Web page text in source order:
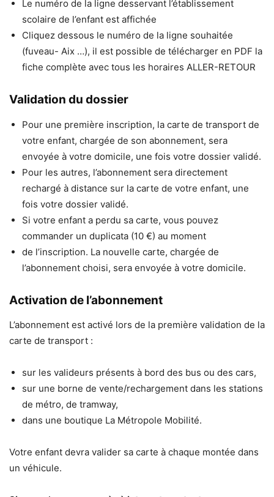
Le numéro de la ligne desservant l’établissement
scolaire de l’enfant est affichée
Cliquez dessous le numéro de la ligne souhaitée
(fuveau- Aix …), il est possible de télécharger en PDF la
fiche complète avec tous les horaires ALLER-RETOUR
Validation du dossier
Pour une première inscription, la carte de transport de
votre enfant, chargée de son abonnement, sera
envoyée à votre domicile, une fois votre dossier validé.
Pour les autres, l’abonnement sera directement
rechargé à distance sur la carte de votre enfant, une
fois votre dossier validé.
Si votre enfant a perdu sa carte, vous pouvez
commander un duplicata (10 €) au moment
de l’inscription. La nouvelle carte, chargée de
l’abonnement choisi, sera envoyée à votre domicile.
Activation de l’abonnement
L’abonnement est activé lors de la première validation de la
carte de transport :
sur les valideurs présents à bord des bus ou des cars,
sur une borne de vente/rechargement dans les stations
de métro, de tramway,
dans une boutique La Métropole Mobilité.
Votre enfant devra valider sa carte à chaque montée dans
un véhicule.